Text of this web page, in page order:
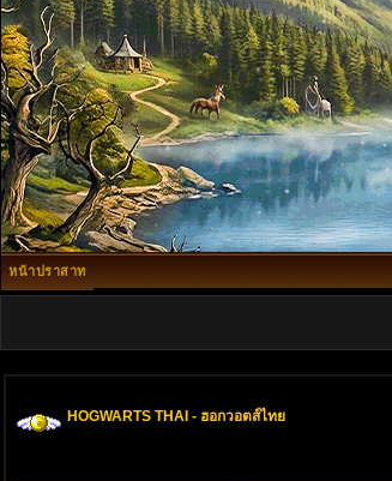
หน้าปราสาท
HOGWARTS THAI - ฮอกวอตส์ไทย